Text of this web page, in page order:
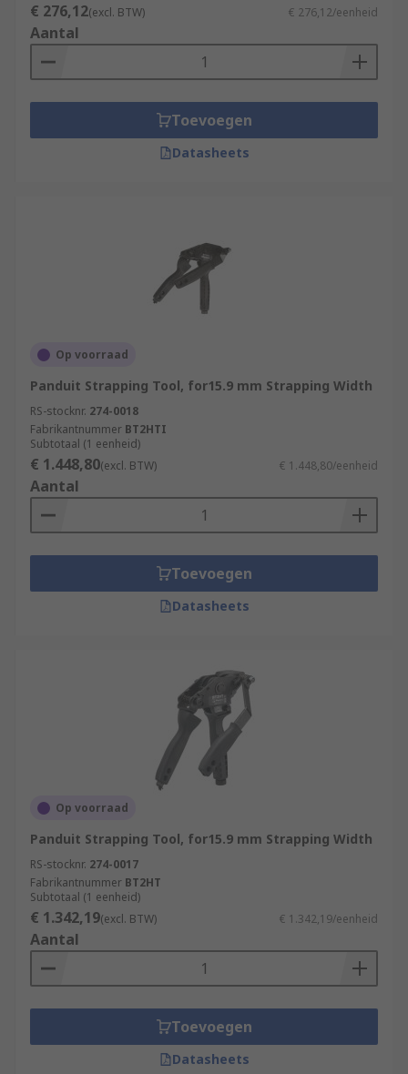
€ 276,12(excl. BTW) € 276,12/eenheid
Aantal
Toevoegen
Datasheets
Op voorraad
Panduit Strapping Tool, for15.9 mm Strapping Width
RS-stocknr. 274-0018
Fabrikantnummer BT2HTI
Subtotaal (1 eenheid)
€ 1.448,80(excl. BTW) € 1.448,80/eenheid
Aantal
Toevoegen
Datasheets
Op voorraad
Panduit Strapping Tool, for15.9 mm Strapping Width
RS-stocknr. 274-0017
Fabrikantnummer BT2HT
Subtotaal (1 eenheid)
€ 1.342,19(excl. BTW) € 1.342,19/eenheid
Aantal
Toevoegen
Datasheets